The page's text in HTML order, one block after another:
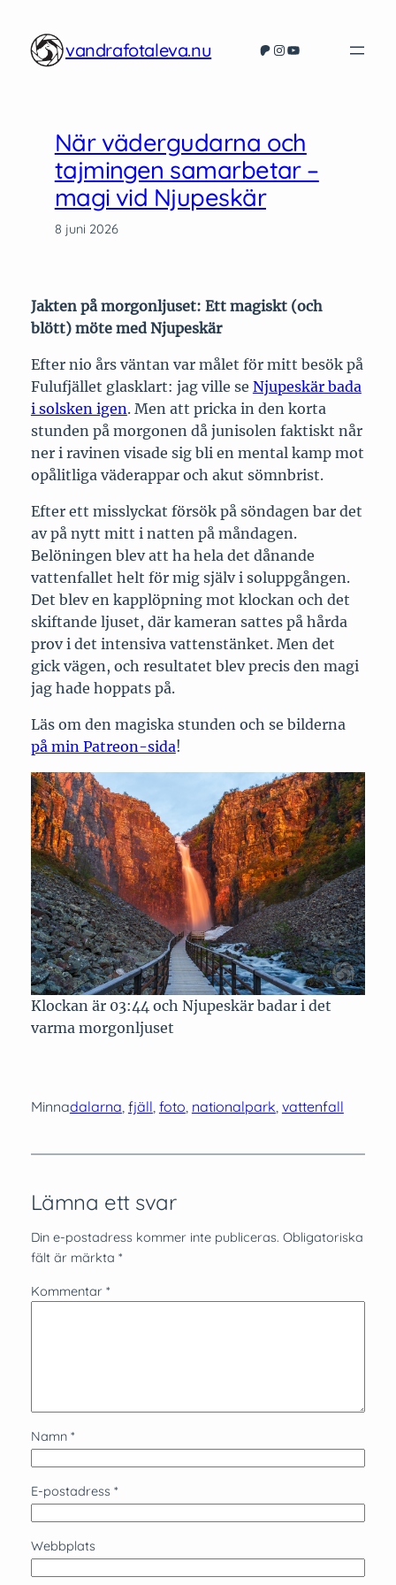
innehåll
vandrafotaleva.nu Patreon
Instagram
YouTube
När vädergudarna och
tajmingen samarbetar –
magi vid Njupeskär
8 juni 2026
Jakten på morgonljuset: Ett magiskt (och
blött) möte med Njupeskär
Efter nio års väntan var målet för mitt besök på
Fulufjället glasklart: jag ville se Njupeskär bada
i solsken igen. Men att pricka in den korta
stunden på morgonen då junisolen faktiskt når
ner i ravinen visade sig bli en mental kamp mot
opålitliga väderappar och akut sömnbrist.
Efter ett misslyckat försök på söndagen bar det
av på nytt mitt i natten på måndagen.
Belöningen blev att ha hela det dånande
vattenfallet helt för mig själv i soluppgången.
Det blev en kapplöpning mot klockan och det
skiftande ljuset, där kameran sattes på hårda
prov i det intensiva vattenstänket. Men det
gick vägen, och resultatet blev precis den magi
jag hade hoppats på.
Läs om den magiska stunden och se bilderna
på min Patreon-sida!
Klockan är 03:44 och Njupeskär badar i det
varma morgonljuset
Minnadalarna fjäll foto nationalpark vattenfall
Lämna ett svar
Din e-postadress kommer inte publiceras. Obligatoriska
fält är märkta *
Kommentar *
Namn *
E-postadress *
Webbplats